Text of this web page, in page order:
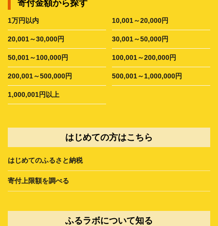
寄付金額から探す
1万円以内 10,001～20,000円
20,001～30,000円 30,001～50,000円
50,001～100,000円 100,001～200,000円
200,001～500,000円 500,001～1,000,000円
1,000,001円以上
はじめての方はこちら
はじめてのふるさと納税
寄付上限額を調べる
ふるラボについて知る